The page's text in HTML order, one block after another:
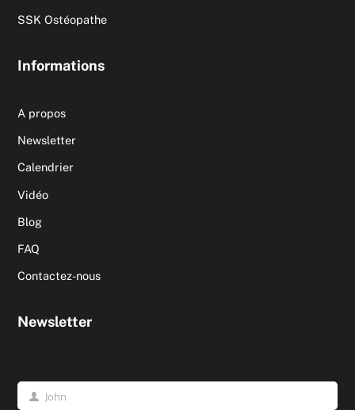
SSK Ostéopathe
Informations
A propos
Newsletter
Calendrier
Vidéo
Blog
FAQ
Contactez-nous
Newsletter
PrénomJohn